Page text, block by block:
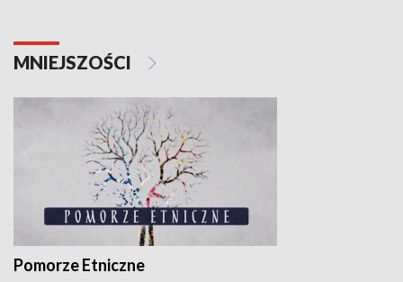
MNIEJSZOŚCI
Pomorze Etniczne